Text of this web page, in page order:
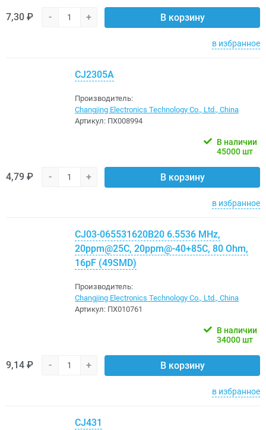
7,30 ₽ - + В корзину
в избранное
CJ2305A
Производитель:
Changjing Electronics Technology Co., Ltd., China
Артикул: ПХ008994
В наличии
45000 шт
4,79 ₽ - + В корзину
в избранное
CJ03-065531620B20 6.5536 MHz,
20ppm@25C, 20ppm@-40+85C, 80 Ohm,
16pF (49SMD)
Производитель:
Changjing Electronics Technology Co., Ltd., China
Артикул: ПХ010761
В наличии
34000 шт
9,14 ₽ - + В корзину
в избранное
CJ431